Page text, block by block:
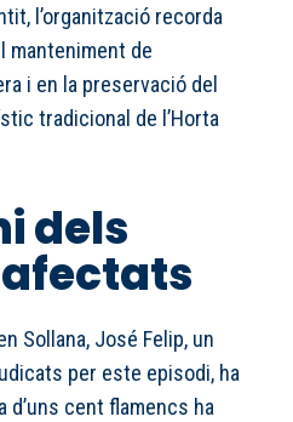
l’organització recorda
manteniment de
i en la preservació del
tradicional de l’Horta
dels
Sollana, José Felip, un
per este episodi, ha
d’uns cent flamencs ha